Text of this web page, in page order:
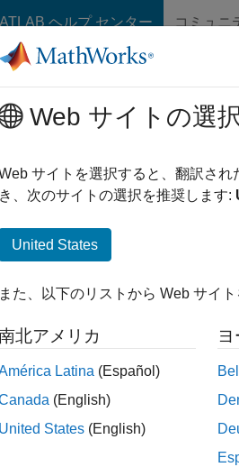
ヘルプ センター コミュニ
ションのホーム
認、テスト
Code
Finder
Prover
Toolbox
入門
性のチェック
Web サイトの選
サイトを選択すると、翻訳さ
き、次のサイトの選択を推奨します:
United States
また、以下のリストから Web サイ
北アメリカ
Latina (Español)
(English)
United States (English)